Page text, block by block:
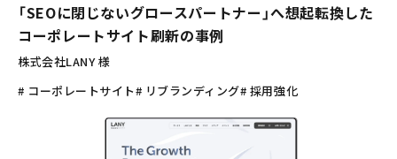
「SEOに閉じないグロースパートナー」へ想起転換した
コーポレートサイト刷新の事例
株式会社LANY 様
# コーポレートサイト# リブランディング# 採用強化